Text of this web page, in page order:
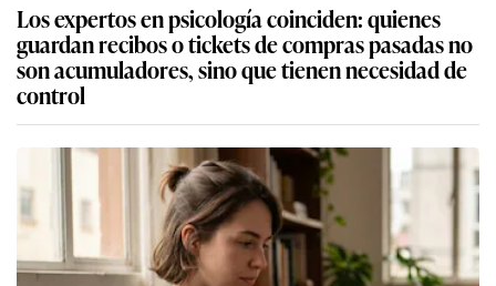
Los expertos en psicología coinciden: quienes
guardan recibos o tickets de compras pasadas no
son acumuladores, sino que tienen necesidad de
control